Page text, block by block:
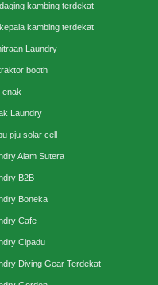
kambing terdekat
kambing terdekat
Laundry
booth
enak
Laundry
pju solar cell
Alam Sutera
B2B
Boneka
Cafe
Cipadu
Diving Gear Terdekat